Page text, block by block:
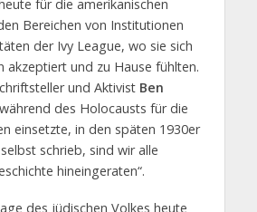
für die amerikanischen
Bereichen von Institutionen
der Ivy League, wo sie sich
akzeptiert und zu Hause fühlten.
und Aktivist Ben
des Holocausts für die
einsetzte, in den späten 1930er
schrieb, sind wir alle
hineingeraten“.
des jüdischen Volkes heute